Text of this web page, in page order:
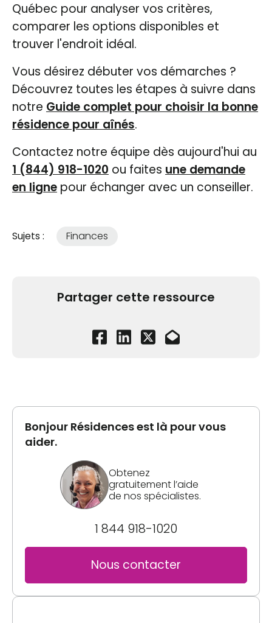
Québec pour analyser vos critères,
comparer les options disponibles et
trouver l'endroit idéal.
Vous désirez débuter vos démarches ?
Découvrez toutes les étapes à suivre dans
notre Guide complet pour choisir la bonne
résidence pour aînés.
Contactez notre équipe dès aujourd'hui au
1 (844) 918-1020 ou faites une demande
en ligne pour échanger avec un conseiller.
Sujets : Finances
Partager cette ressource
Bonjour Résidences est là pour vous
aider.
Obtenez
gratuitement l’aide
de nos spécialistes.
1 844 918-1020
Nous contacter